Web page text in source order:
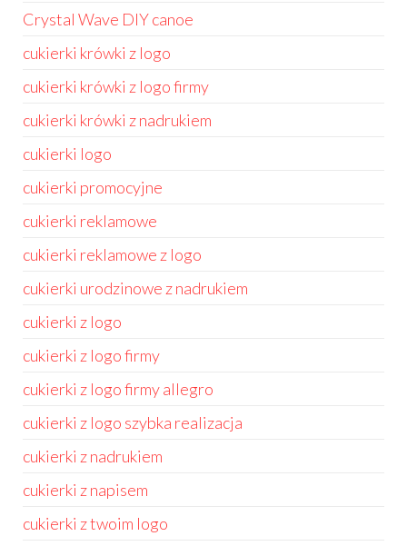
Crystal Wave DIY canoe
cukierki krówki z logo
cukierki krówki z logo firmy
cukierki krówki z nadrukiem
cukierki logo
cukierki promocyjne
cukierki reklamowe
cukierki reklamowe z logo
cukierki urodzinowe z nadrukiem
cukierki z logo
cukierki z logo firmy
cukierki z logo firmy allegro
cukierki z logo szybka realizacja
cukierki z nadrukiem
cukierki z napisem
cukierki z twoim logo